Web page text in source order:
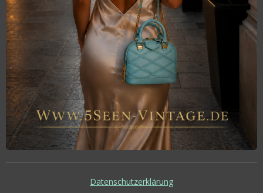
Datenschutzerklärung